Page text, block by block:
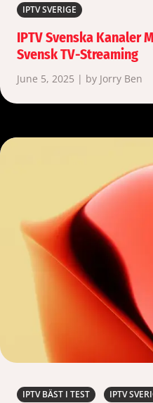
IPTV SVERIGE
IPTV Svenska Kanaler
Svensk TV-Streaming
June 5, 2025 | by Jorry Ben
IPTV BÄST I TEST IPTV